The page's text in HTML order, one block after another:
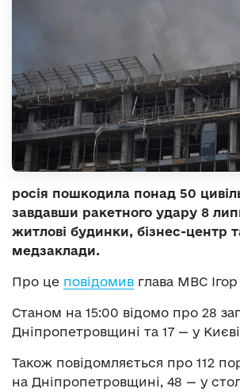
росія пошкодила понад 50
завдавши ракетного удару 8
житлові будинки, бізнес-центр
медзаклади.
Про це повідомив глава МВС
Станом на 15:00 відомо про 28
Дніпропетровщині та 17 — у
Також повідомляється про 112
на Дніпропетровщині, 48 — у